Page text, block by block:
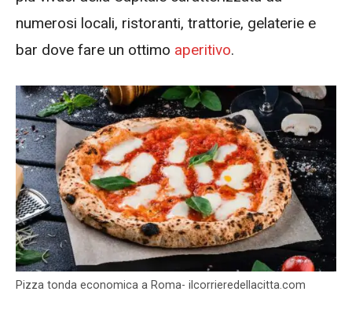
numerosi locali, ristoranti, trattorie, gelaterie e
bar dove fare un ottimo aperitivo.
Pizza tonda economica a Roma- ilcorrieredellacitta.com